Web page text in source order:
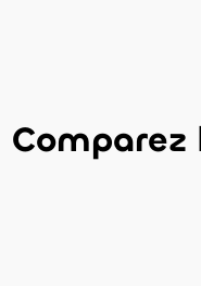
Comparez